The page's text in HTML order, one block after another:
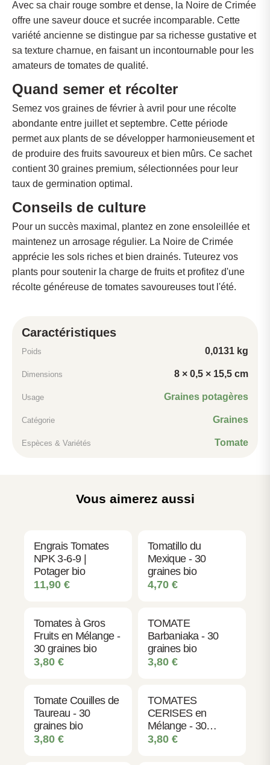
Avec sa chair rouge sombre et dense, la Noire de Crimée
offre une saveur douce et sucrée incomparable. Cette
variété ancienne se distingue par sa richesse gustative et
sa texture charnue, en faisant un incontournable pour les
amateurs de tomates de qualité.
Quand semer et récolter
Semez vos graines de février à avril pour une récolte
abondante entre juillet et septembre. Cette période
permet aux plants de se développer harmonieusement et
de produire des fruits savoureux et bien mûrs. Ce sachet
contient 30 graines premium, sélectionnées pour leur
taux de germination optimal.
Conseils de culture
Pour un succès maximal, plantez en zone ensoleillée et
maintenez un arrosage régulier. La Noire de Crimée
apprécie les sols riches et bien drainés. Tuteurez vos
plants pour soutenir la charge de fruits et profitez d'une
récolte généreuse de tomates savoureuses tout l'été.
Caractéristiques
Poids 0,0131 kg
Dimensions 8 × 0,5 × 15,5 cm
Usage Graines potagères
Catégorie Graines
Espèces & Variétés Tomate
Vous aimerez aussi
Engrais Tomates
NPK 3-6-9 |
Potager bio
11,90 €
Tomatillo du
Mexique - 30
graines bio
4,70 €
Tomates à Gros
Fruits en Mélange -
30 graines bio
3,80 €
TOMATE
Barbaniaka - 30
graines bio
3,80 €
Tomate Couilles de
Taureau - 30
graines bio
3,80 €
TOMATES
CERISES en
Mélange - 30
graines bio
3,80 €